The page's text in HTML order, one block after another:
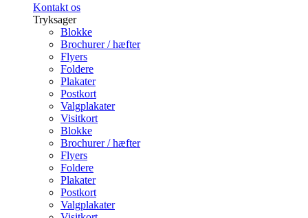
Kontakt os
Tryksager
Blokke
Brochurer / hæfter
Flyers
Foldere
Plakater
Postkort
Valgplakater
Visitkort
Blokke
Brochurer / hæfter
Flyers
Foldere
Plakater
Postkort
Valgplakater